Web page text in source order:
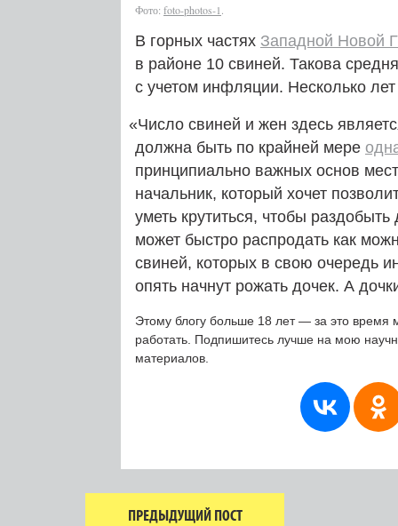
Фото: foto-photos‑1
В горных частях Западной Новой
в районе 10 свиней. Такова
с учетом инфляции. Несколько
«Число свиней и жен здесь
должна быть по крайней мере
принципиально важных основ
начальник, который хочет
уметь крутиться, чтобы
может быстро распродать как
свиней, которых в свою очередь
опять начнут рожать дочек. А
Этому блогу больше 18 лет — за это время
работать. Подпишитесь лучше на мою
материалов.
ПРЕДЫДУЩИЙ ПОСТ